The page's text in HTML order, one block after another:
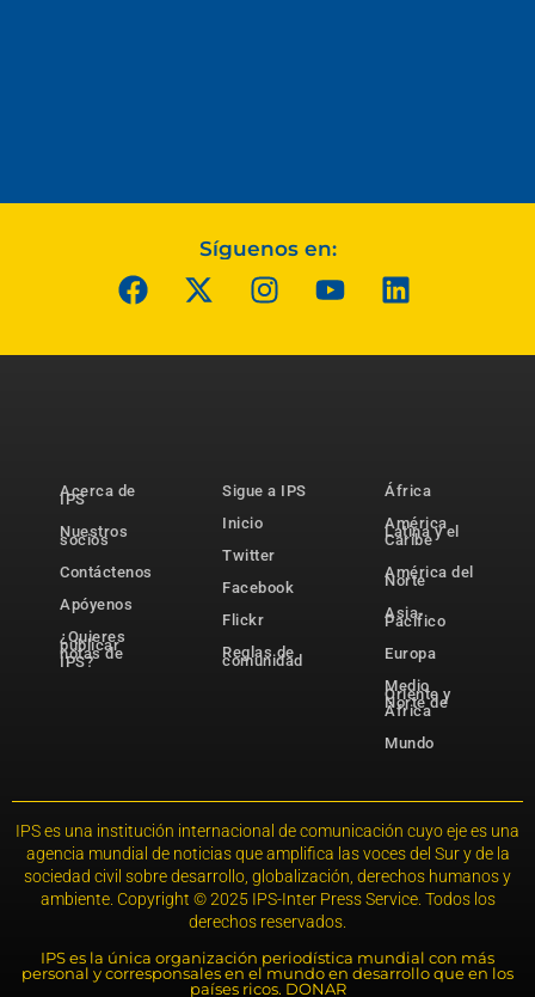
Síguenos en:
Acerca de
IPS
Nuestros
socios
Contáctenos
Apóyenos
¿Quieres
publicar
notas de
IPS?
Sigue a IPS
Inicio
Twitter
Facebook
Flickr
Reglas de
comunidad
África
América
Latina y el
Caribe
América del
Norte
Asia-
Pacífico
Europa
Medio
Oriente y
Norte de
África
Mundo
IPS es una institución internacional de comunicación cuyo eje es una
agencia mundial de noticias que amplifica las voces del Sur y de la
sociedad civil sobre desarrollo, globalización, derechos humanos y
ambiente. Copyright © 2025 IPS-Inter Press Service. Todos los
derechos reservados.
IPS es la única organización periodística mundial con más
personal y corresponsales en el mundo en desarrollo que en los
países ricos. DONAR